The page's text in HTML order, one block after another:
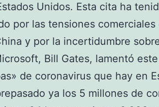
Unidos. Esta cita ha
por las tensiones comerciales
y por la incertidumbre
Bill Gates, lamentó
de coronavirus que hay en
ya los 5 millones de